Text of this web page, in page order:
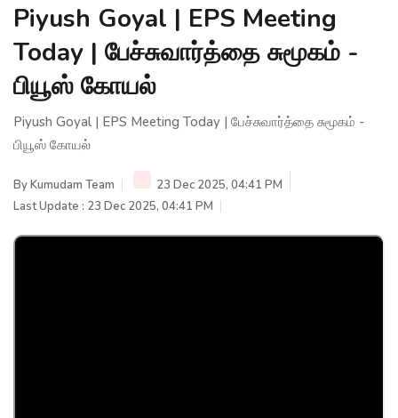
Piyush Goyal | EPS Meeting
Today | பேச்சுவார்த்தை சுமூகம் -
பியூஸ் கோயல்
Piyush Goyal | EPS Meeting Today | பேச்சுவார்த்தை சுமூகம் -
பியூஸ் கோயல்
ByKumudam Team
23 Dec 2025, 04:41 PM
Last Update : 23 Dec 2025, 04:41 PM